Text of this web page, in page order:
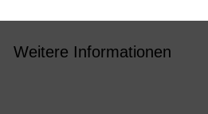
Weitere Informationen